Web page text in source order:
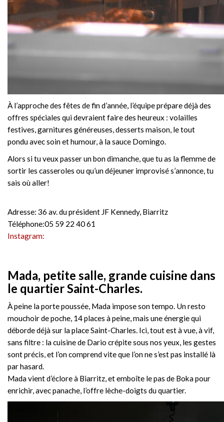
À l’approche des fêtes de fin d’année, l’équipe prépare déjà des
offres spéciales qui devraient faire des heureux : volailles
festives, garnitures généreuses, desserts maison, le tout
pondu avec soin et humour, à la sauce Domingo.
Alors si tu veux passer un bon dimanche, que tu as la flemme de
sortir les casseroles ou qu’un déjeuner improvisé s’annonce, tu
sais où aller!
Adresse: 36 av. du président JF Kennedy, Biarritz
Téléphone:05 59 22 40 61
Instagram:
Mada, petite salle, grande cuisine dans
le quartier Saint-Charles.
À peine la porte poussée, Mada impose son tempo. Un resto
mouchoir de poche, 14 places à peine, mais une énergie qui
déborde déjà sur la place Saint-Charles. Ici, tout est à vue, à vif,
sans filtre : la cuisine de Dario crépite sous nos yeux, les gestes
sont précis, et l’on comprend vite que l’on ne s’est pas installé là
par hasard.
Mada vient d’éclore à Biarritz, et emboîte le pas de Boka pour
enrichir, avec panache, l’offre lèche-doigts du quartier.